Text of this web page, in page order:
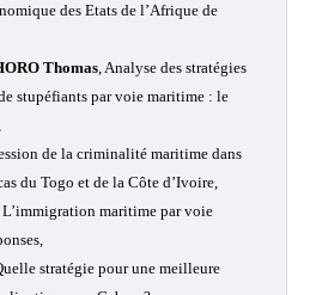
des Etats de l’Afrique de
Thomas, Analyse des stratégies
stupéfiants par voie maritime : le
de la criminalité maritime dans
du Togo et de la Côte d’Ivoire,
L’immigration maritime par voie
stratégie pour une meilleure